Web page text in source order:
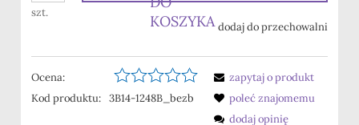
szt.
dodaj do przechowalni
Ocena:
Kod produktu:
3B14-1248B_bezb
zapytaj o produkt
poleć znajomemu
dodaj opinię